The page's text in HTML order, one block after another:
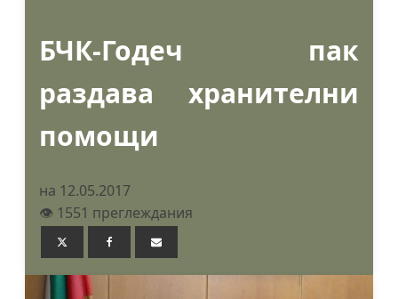
БЧК-Годеч пак
раздава хранителни
помощи
на 12.05.2017
👁️ 1551 преглеждания